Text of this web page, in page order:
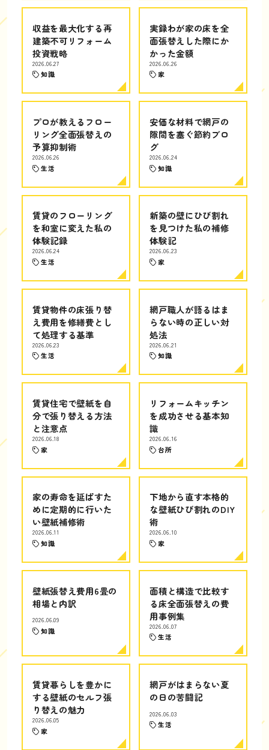
収益を最大化する再
建築不可リフォーム
投資戦略
2026.06.27
知識
実録わが家の床を全
面張替えした際にか
かった金額
2026.06.26
家
プロが教えるフロー
リング全面張替えの
予算抑制術
2026.06.26
生活
安価な材料で網戸の
隙間を塞ぐ節約ブロ
グ
2026.06.24
知識
賃貸のフローリング
を和室に変えた私の
体験記録
2026.06.24
生活
新築の壁にひび割れ
を見つけた私の補修
体験記
2026.06.23
家
賃貸物件の床張り替
え費用を修繕費とし
て処理する基準
2026.06.23
生活
網戸職人が語るはま
らない時の正しい対
処法
2026.06.21
知識
賃貸住宅で壁紙を自
分で張り替える方法
と注意点
2026.06.18
家
リフォームキッチン
を成功させる基本知
識
2026.06.16
台所
家の寿命を延ばすた
めに定期的に行いた
い壁紙補修術
2026.06.11
知識
下地から直す本格的
な壁紙ひび割れのDIY
術
2026.06.10
家
壁紙張替え費用6畳の
相場と内訳
2026.06.09
知識
面積と構造で比較す
る床全面張替えの費
用事例集
2026.06.07
生活
賃貸暮らしを豊かに
する壁紙のセルフ張
り替えの魅力
2026.06.05
家
網戸がはまらない夏
の日の苦闘記
2026.06.03
生活